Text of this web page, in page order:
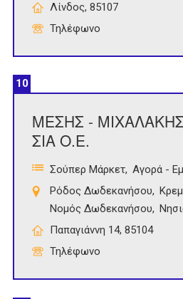
Λίνδος, 85107
Τηλέφωνο
10
ΜΕΣΗΣ -
ΣΙΑ Ο.Ε.
Σούπερ Μάρκετ Αγορά -
Ρόδος Δωδεκανήσου
Νομός Δωδεκανήσου
Παπαγιάννη 14, 85104
Τηλέφωνο